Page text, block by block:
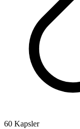
60 Kapsler